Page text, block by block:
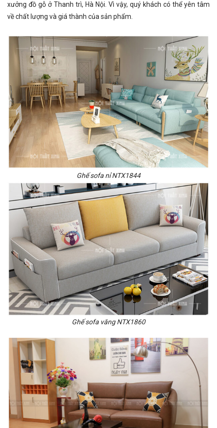
xưởng đồ gỗ ở Thanh trì, Hà Nội. Vì vậy, quý khách có thể yên tâm
về chất lượng và giá thành của sản phẩm.
Ghế sofa nỉ NTX1844
Ghế sofa văng NTX1860